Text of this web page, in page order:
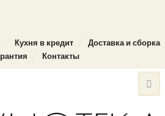
Кухня в кредит
Доставка и сборка
Контакты